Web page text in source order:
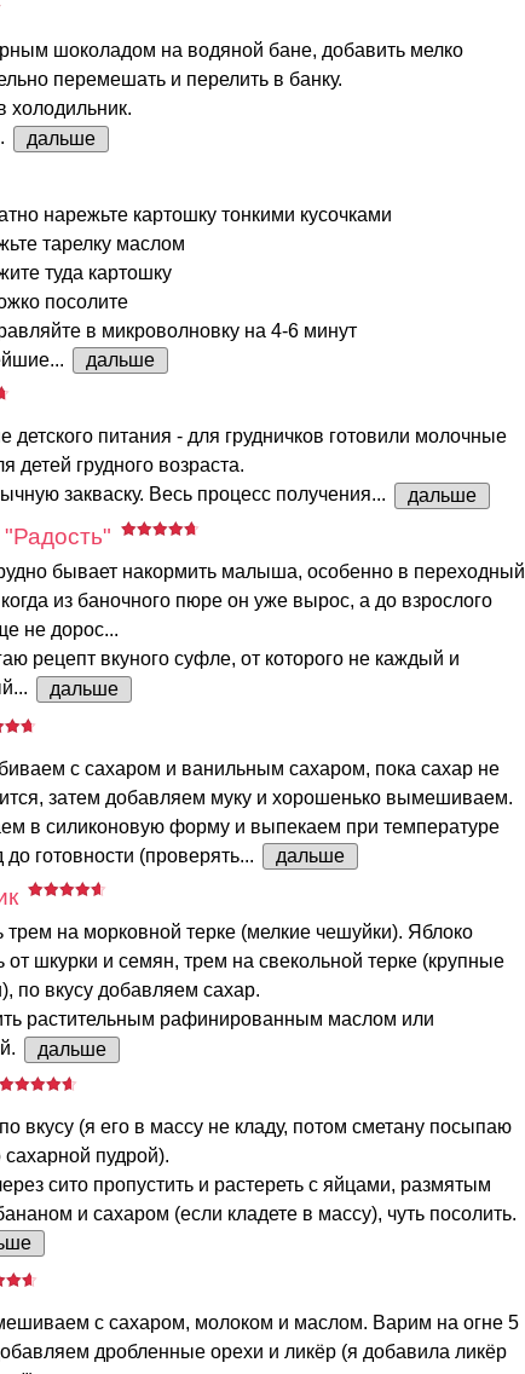
шоколадом на водяной бане, добавить мелко
перемешать и перелить в банку.
холодильник.
дальше
нарежьте картошку тонкими кусочками
тарелку маслом
туда картошку
посолите
в микроволновку на 4-6 минут
дальше
питания - для грудничков готовили молочные
детей грудного возраста.
закваску. Весь процесс получения...
дальше
бывает накормить малыша, особенно в переходный
из баночного пюре он уже вырос, а до взрослого
не дорос...
рецепт вкуного суфле, от которого не каждый и
дальше
с сахаром и ванильным сахаром, пока сахар не
затем добавляем муку и хорошенько вымешиваем.
в силиконовую форму и выпекаем при температуре
до готовности (проверять...
дальше
трем на морковной терке (мелкие чешуйки). Яблоко
от шкурки и семян, трем на свекольной терке (крупные
по вкусу добавляем сахар.
растительным рафинированным маслом или
дальше
вкусу (я его в массу не кладу, потом сметану посыпаю
сахарной пудрой).
сито пропустить и растереть с яйцами, размятым
и сахаром (если кладете в массу), чуть посолить.
с сахаром, молоком и маслом. Варим на огне 5
дробленные орехи и ликёр (я добавила ликёр